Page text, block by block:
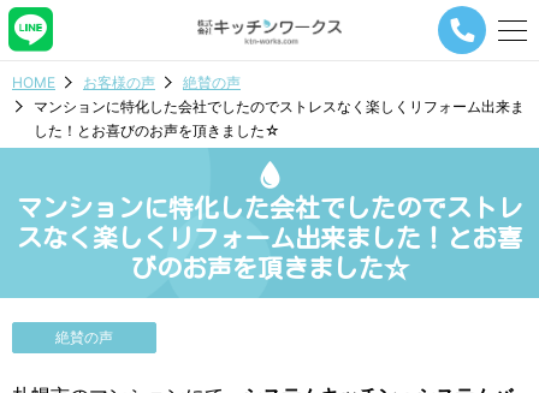
メ
ー
ビ
シ
ョ
ン
タ
HOME お客様の声
絶賛の声
マンションに特化した会社でしたのでストレスなく楽しくリフォーム出来ま
した！とお喜びのお声を頂きました☆
マンションに特化した会社でしたのでストレ
スなく楽しくリフォーム出来ました！とお喜
びのお声を頂きました☆
絶賛の声